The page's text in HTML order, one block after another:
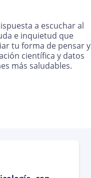
a escuchar al
e inquietud que
tu forma de pensar y
científica y datos
más saludables.